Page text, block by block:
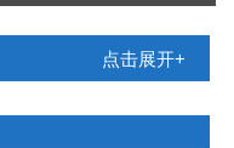
点击展开+